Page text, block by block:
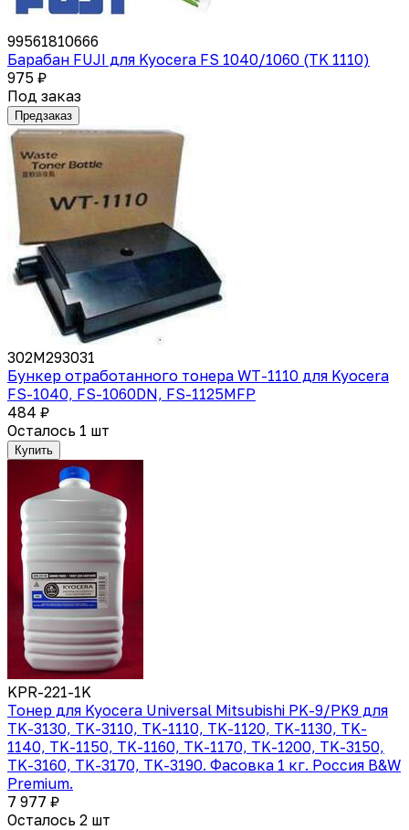
99561810666
Барабан FUJI для Kyocera FS 1040/1060 (TK 1110)
975 ₽
Под заказ
Предзаказ
302M293031
Бункер отработанного тонера WT-1110 для Kyocera
FS-1040, FS-1060DN, FS-1125MFP
484 ₽
Осталось 1 шт
Купить
KPR-221-1K
Тонер для Kyocera Universal Mitsubishi PK-9/PK9 для
TK-3130, TK-3110, TK-1110, TK-1120, TK-1130, TK-
1140, TK-1150, TK-1160, TK-1170, TK-1200, TK-3150,
TK-3160, TK-3170, TK-3190. Фасовка 1 кг. Россия B&W
Premium.
7 977 ₽
Осталось 2 шт